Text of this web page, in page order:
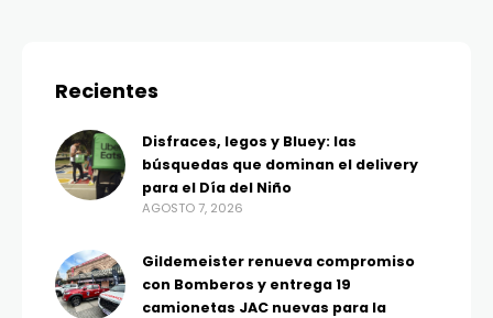
Recientes
Disfraces, legos y Bluey: las
búsquedas que dominan el delivery
para el Día del Niño
AGOSTO 7, 2026
Gildemeister renueva compromiso
con Bomberos y entrega 19
camionetas JAC nuevas para la